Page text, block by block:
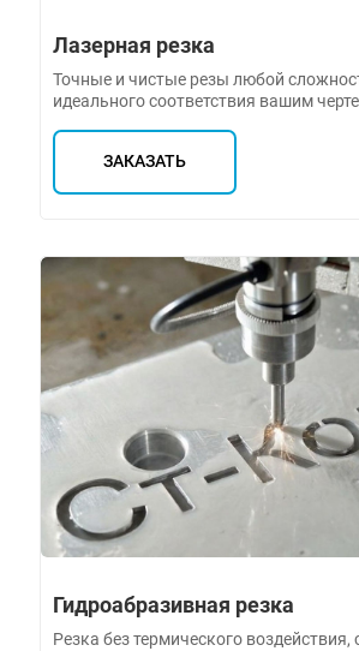
Лазерная резка
Точные и чистые резы любой
идеального соответствия вашим
ЗАКАЗАТЬ
Гидроабразивная резка
Резка без термического воздействия,